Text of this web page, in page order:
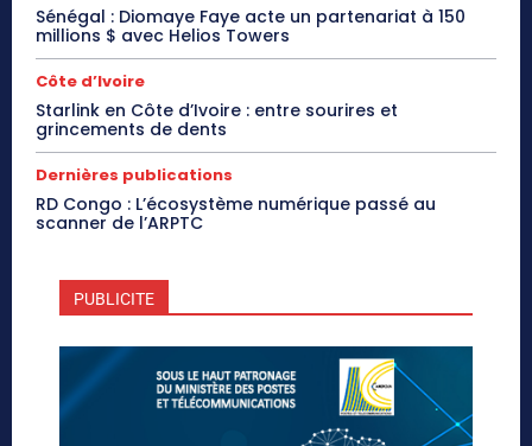
Sénégal : Diomaye Faye acte un partenariat à 150
millions $ avec Helios Towers
Côte d’Ivoire
Starlink en Côte d’Ivoire : entre sourires et
grincements de dents
Dernières publications
RD Congo : L’écosystème numérique passé au
scanner de l’ARPTC
PUBLICITE